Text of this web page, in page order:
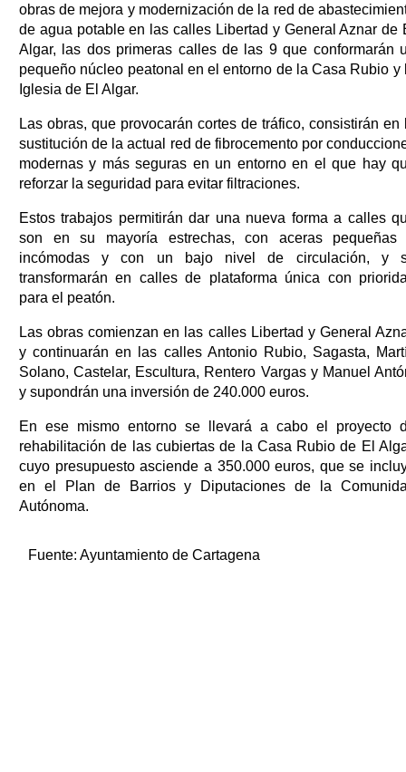
obras de mejora y modernización de la red de
de agua potable en las calles Libertad y General Aznar de
Algar, las dos primeras calles de las 9 que conformarán
pequeño núcleo peatonal en el entorno de la Casa Rubio y
Iglesia de El Algar.
Las obras, que provocarán cortes de tráfico, consistirán en
sustitución de la actual red de fibrocemento por
modernas y más seguras en un entorno en el que hay
reforzar la seguridad para evitar filtraciones.
Estos trabajos permitirán dar una nueva forma a calles
son en su mayoría estrechas, con aceras pequeñas
incómodas y con un bajo nivel de circulación, y
transformarán en calles de plataforma única con
para el peatón.
Las obras comienzan en las calles Libertad y General
y continuarán en las calles Antonio Rubio, Sagasta,
Solano, Castelar, Escultura, Rentero Vargas y Manuel
y supondrán una inversión de 240.000 euros.
En ese mismo entorno se llevará a cabo el proyecto
rehabilitación de las cubiertas de la Casa Rubio de El
cuyo presupuesto asciende a 350.000 euros, que se
en el Plan de Barrios y Diputaciones de la
Autónoma.
Fuente: Ayuntamiento de Cartagena